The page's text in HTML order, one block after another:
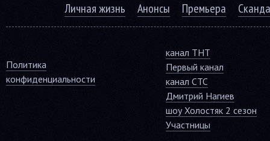
Личная жизнь Анонсы Премьера
Политика
конфиденциальности
канал ТНТ
Первый канал
канал СТС
Дмитрий Нагиев
шоу Холостяк 2 сезон
Участницы